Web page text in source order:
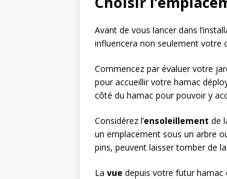
Avant de vous lancer dans
influencera non seulement votre
Commencez par évaluer votre
pour accueillir votre hamac
côté du hamac pour pouvoir y
Considérez l’ensoleillement de
un emplacement sous un arbre
pins, peuvent laisser tomber de
La vue depuis votre futur hamac